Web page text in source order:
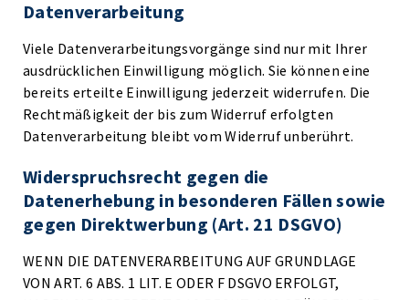
Datenverarbeitung
Viele Datenverarbeitungsvorgänge sind nur mit Ihrer
ausdrücklichen Einwilligung möglich. Sie können eine
bereits erteilte Einwilligung jederzeit widerrufen. Die
Rechtmäßigkeit der bis zum Widerruf erfolgten
Datenverarbeitung bleibt vom Widerruf unberührt.
Widerspruchsrecht gegen die
Datenerhebung in besonderen Fällen sowie
gegen Direktwerbung (Art. 21 DSGVO)
WENN DIE DATENVERARBEITUNG AUF GRUNDLAGE
VON ART. 6 ABS. 1 LIT. E ODER F DSGVO ERFOLGT,